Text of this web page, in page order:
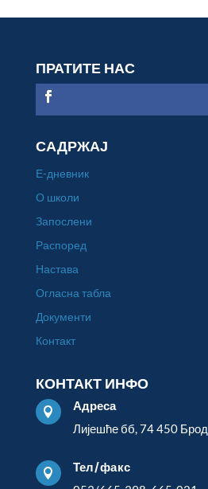
ПРАТИТЕ НАС
САДРЖАЈ
Е-дневник
О школи
Запослени
Распоред
Настава
Огласна табла
Документи
Контакт
КОНТАКТ ИНФО

Адреса
Лијешће бб, 74 450 Брод

Тел/факс